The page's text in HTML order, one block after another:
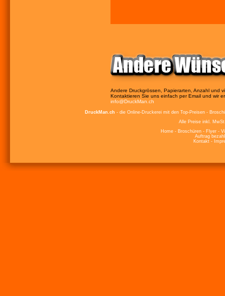
Andere Druckgrössen, Papierarten, Anzahl und
Kontaktieren Sie uns einfach per Email und wir
info@DruckMan.ch
DruckMan.ch - die Online-Druckerei mit den Top-Preisen -
Alle Preise inkl.
Home - Broschüren - Flyer -
Auftrag
Kontakt -